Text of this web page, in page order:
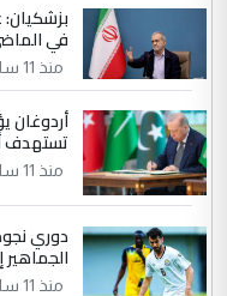
الموضوع :
مضجعيك يابن الزنا
بزشكيان:
في
منذ 11 ساعة
أردوغان
تستهدف
منذ 11 ساعة
دوري
منذ 11 ساعة